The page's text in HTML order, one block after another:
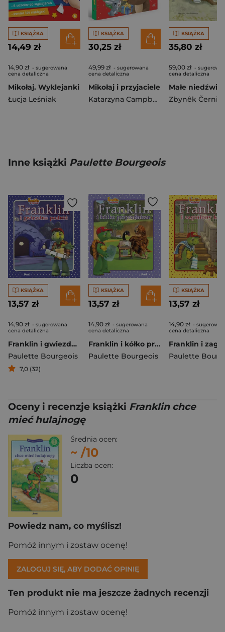
KSIĄŻKA
14,49 zł
14,90 zł - sugerowana
cena detaliczna
Mikołaj. Wyklejanki
Łucja Leśniak
KSIĄŻKA
30,25 zł
49,99 zł - sugerowana
cena detaliczna
Mikołaj i przyjaciele
Katarzyna Campbell
KSIĄŻKA
35,80 zł
59,00 zł -
cena detaliczna
Zbynêk Černik
Inne książki Paulette Bourgeois
KSIĄŻKA
13,57 zł
14,90 zł - sugerowana
cena detaliczna
Franklin i gwiezdna podróż
Paulette Bourgeois
7,0 (32)
KSIĄŻKA
13,57 zł
14,90 zł - sugerowana
cena detaliczna
Franklin i kółko przyrodnicze
Paulette Bourgeois
KSIĄŻKA
13,57 zł
14,90 zł -
cena detaliczna
Paulette
Oceny i recenzje książki Franklin chce
mieć hulajnogę
Średnia ocen:
~ /10
Liczba ocen:
0
Powiedz nam, co myślisz!
Pomóż innym i zostaw ocenę!
ZALOGUJ SIĘ, ABY DODAĆ OPINIĘ
Ten produkt nie ma jeszcze żadnych recenzji
Pomóż innym i zostaw ocenę!